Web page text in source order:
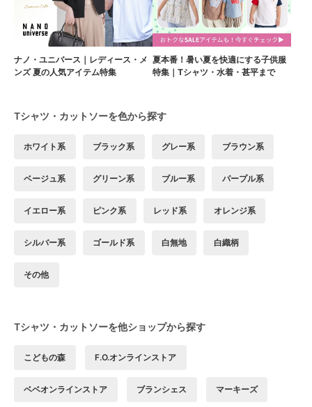
ナノ・ユニバース｜レディース・メ
ンズ 夏の人気アイテム特集
夏本番！暑い夏を快適にする子供服
特集｜Tシャツ・水着・甚平まで
Tシャツ・カットソーを色から探す
ホワイト系 ブラック系 グレー系 ブラウン系
ベージュ系 グリーン系 ブルー系 パープル系
イエロー系 ピンク系 レッド系 オレンジ系
シルバー系 ゴールド系 白無地 白織柄
その他
Tシャツ・カットソーを他ショップから探す
こどもの森 F.O.オンラインストア
ベベオンラインストア ブランシェス マーキーズ